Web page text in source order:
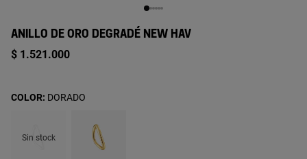
ANILLO DE ORO DEGRADÉ NEW HAV
$ 1.521.000
Sin stock
COLOR: DORADO